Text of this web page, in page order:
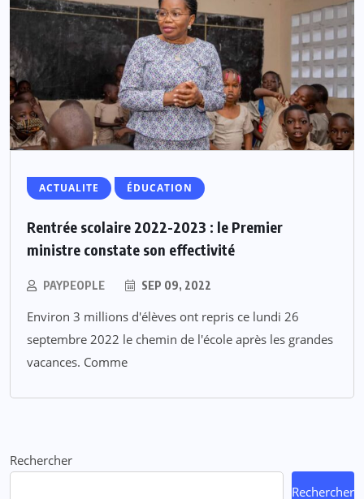
ACTUALITE ÉDUCATION
Rentrée scolaire 2022-2023 : le Premier
ministre constate son effectivité
PAYPEOPLE SEP 09, 2022
Environ 3 millions d'élèves ont repris ce lundi 26
septembre 2022 le chemin de l'école après les grandes
vacances. Comme
Rechercher
Rechercher